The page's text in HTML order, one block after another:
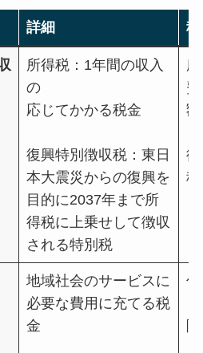
詳細
所得税：1年間の収入
の
応じてかかる税金
復興特別徴収税：東日
本大震災からの復興を
目的に2037年まで所
得税に上乗せして徴収
される特別税
地域社会のサービスに
必要な費用に充てる税
金